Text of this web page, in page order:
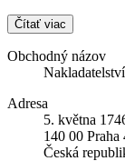
Čítať viac
Obchodný názov
Adresa
5. května
140 00 Praha
Česká